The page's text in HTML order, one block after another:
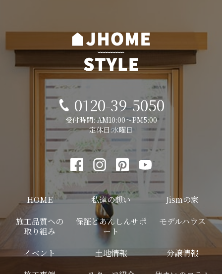
0120-39-5050
受付時間: AM10:00～PM5:00
定休日:水曜日
HOME 私達の想い
Jismの家
施工品質への
取り組み
保証とあんしんサポ
ート
モデルハウス
イベント 土地情報
分譲情報